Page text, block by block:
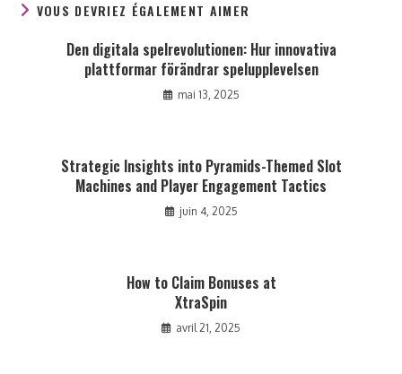
VOUS DEVRIEZ ÉGALEMENT AIMER
Den digitala spelrevolutionen: Hur innovativa
plattformar förändrar spelupplevelsen
mai 13, 2025
Strategic Insights into Pyramids-Themed Slot
Machines and Player Engagement Tactics
juin 4, 2025
How to Claim Bonuses at
XtraSpin
avril 21, 2025